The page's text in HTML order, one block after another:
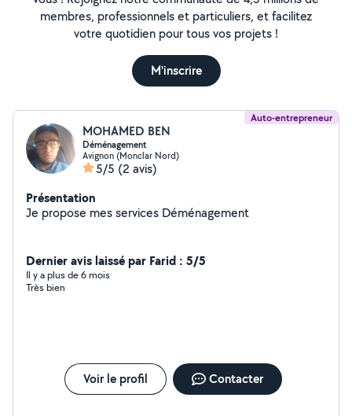
membres, professionnels et particuliers, et facilitez
votre quotidien pour tous vos projets !
M'inscrire
Auto-entrepreneur
MOHAMED BEN
Déménagement
Avignon (Monclar Nord)
5/5 (2 avis)
Présentation
Je propose mes services Déménagement
Dernier avis laissé par Farid : 5/5
Il y a plus de 6 mois
Très bien
Voir le profil Contacter